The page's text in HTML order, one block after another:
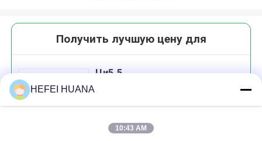
Получить лучшую цену для
Ци5.5
HEFEI HUANA
10:43 AM